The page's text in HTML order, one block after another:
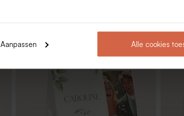
Aanpassen Alle cookies
De Bock dragees nude 1kg (± 240
met